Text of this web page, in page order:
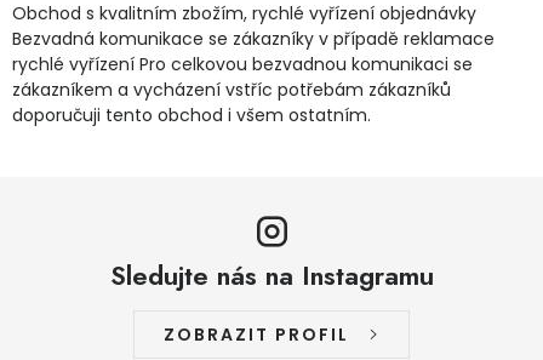
Jaký je aktuální stav mé objednávky?
Velkoobchodní spolupráce (B2B) Prodejna nářadí
Váš zákaznický účet
PODPORA
Obchod s kvalitním zbožím, rychlé vyřízení objednávky
Bezvadná komunikace se zákazníky v případě reklamace
rychlé vyřízení Pro celkovou bezvadnou komunikaci se
zákazníkem a vycházení vstříc potřebám zákazníků
doporučuji tento obchod i všem ostatním.
Sledujte nás na Instagramu
ZOBRAZIT PROFIL